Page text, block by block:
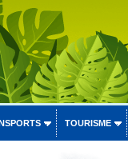
TOURISME